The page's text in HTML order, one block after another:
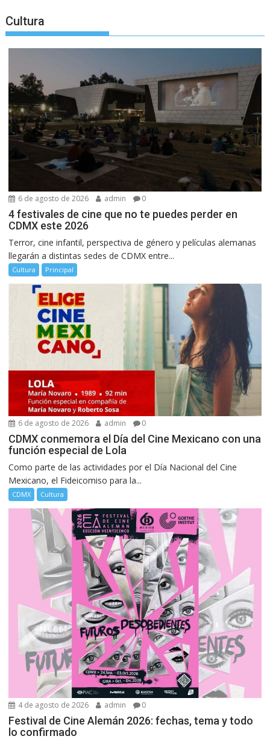
Cultura
6 de agosto de 2026 admin 0
4 festivales de cine que no te puedes perder en
CDMX este 2026
Terror, cine infantil, perspectiva de género y películas alemanas
llegarán a distintas sedes de CDMX entre...
Cultura Principal
6 de agosto de 2026 admin 0
CDMX conmemora el Día del Cine Mexicano con una
función especial de Lola
Como parte de las actividades por el Día Nacional del Cine
Mexicano, el Fideicomiso para la...
CDMX Cultura
4 de agosto de 2026 admin 0
Festival de Cine Alemán 2026: fechas, tema y todo
lo confirmado